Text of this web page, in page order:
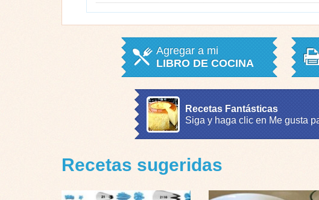
Agregar a mi
LIBRO DE COCINA
Recetas Fantásticas
Siga y haga clic en Me gusta
Recetas sugeridas